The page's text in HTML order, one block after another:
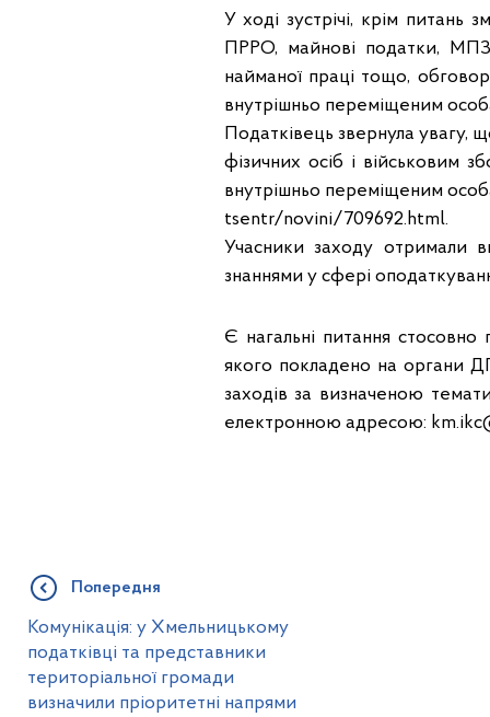
У ході зустрічі, крім питань
ПРРО, майнові податки,
найманої праці тощо,
внутрішньо переміщеним
Податківець звернула
фізичних осіб і військовим
внутрішньо переміщеним
tsentr/novini/709692.html.
Учасники заходу отримали
знаннями у сфері
Є нагальні питання
якого покладено на органи
заходів за визначеною
електронною адресою:
Попередня
Комунікація: у Хмельницькому
податківці та представники
територіальної громади
визначили пріоритетні напрями